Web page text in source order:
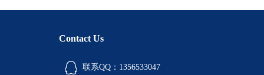
Contact Us
联系QQ：1356533047